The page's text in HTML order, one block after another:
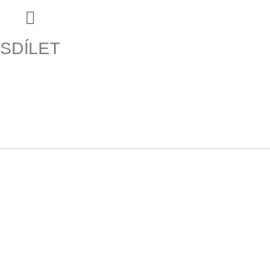
SDÍLET